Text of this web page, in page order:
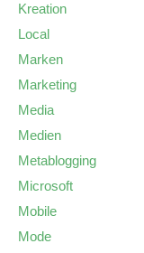
Kreation
Local
Marken
Marketing
Media
Medien
Metablogging
Microsoft
Mobile
Mode